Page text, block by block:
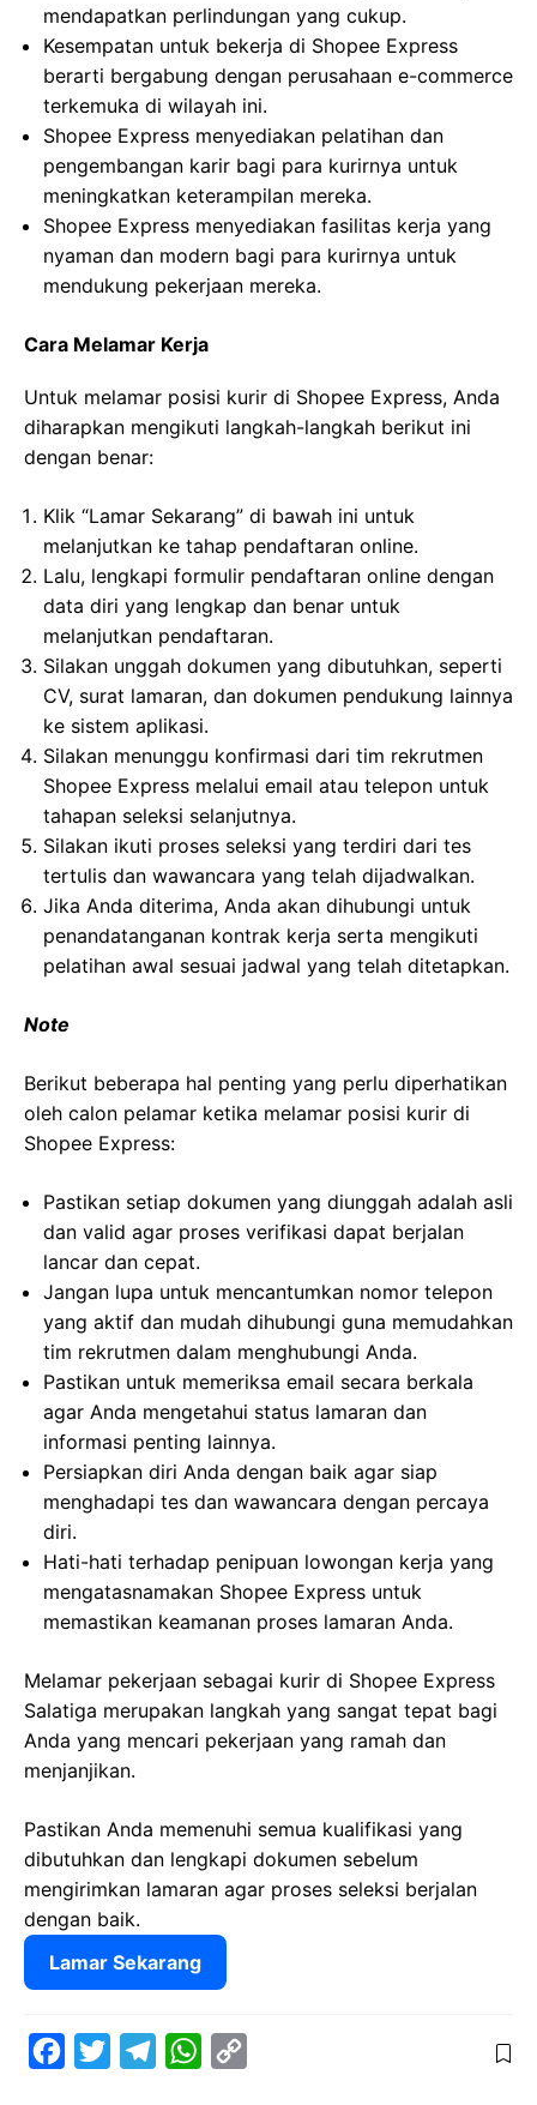
mendapatkan perlindungan yang cukup.
Kesempatan untuk bekerja di Shopee Express
berarti bergabung dengan perusahaan e-commerce
terkemuka di wilayah ini.
Shopee Express menyediakan pelatihan dan
pengembangan karir bagi para kurirnya untuk
meningkatkan keterampilan mereka.
Shopee Express menyediakan fasilitas kerja yang
nyaman dan modern bagi para kurirnya untuk
mendukung pekerjaan mereka.
Cara Melamar Kerja
Untuk melamar posisi kurir di Shopee Express, Anda
diharapkan mengikuti langkah-langkah berikut ini
dengan benar:
Klik “Lamar Sekarang” di bawah ini untuk
melanjutkan ke tahap pendaftaran online.
Lalu, lengkapi formulir pendaftaran online dengan
data diri yang lengkap dan benar untuk
melanjutkan pendaftaran.
Silakan unggah dokumen yang dibutuhkan, seperti
CV, surat lamaran, dan dokumen pendukung lainnya
ke sistem aplikasi.
Silakan menunggu konfirmasi dari tim rekrutmen
Shopee Express melalui email atau telepon untuk
tahapan seleksi selanjutnya.
Silakan ikuti proses seleksi yang terdiri dari tes
tertulis dan wawancara yang telah dijadwalkan.
Jika Anda diterima, Anda akan dihubungi untuk
penandatanganan kontrak kerja serta mengikuti
pelatihan awal sesuai jadwal yang telah ditetapkan.
Note
Berikut beberapa hal penting yang perlu diperhatikan
oleh calon pelamar ketika melamar posisi kurir di
Shopee Express:
Pastikan setiap dokumen yang diunggah adalah asli
dan valid agar proses verifikasi dapat berjalan
lancar dan cepat.
Jangan lupa untuk mencantumkan nomor telepon
yang aktif dan mudah dihubungi guna memudahkan
tim rekrutmen dalam menghubungi Anda.
Pastikan untuk memeriksa email secara berkala
agar Anda mengetahui status lamaran dan
informasi penting lainnya.
Persiapkan diri Anda dengan baik agar siap
menghadapi tes dan wawancara dengan percaya
diri.
Hati-hati terhadap penipuan lowongan kerja yang
mengatasnamakan Shopee Express untuk
memastikan keamanan proses lamaran Anda.
Melamar pekerjaan sebagai kurir di Shopee Express
Salatiga merupakan langkah yang sangat tepat bagi
Anda yang mencari pekerjaan yang ramah dan
menjanjikan.
Pastikan Anda memenuhi semua kualifikasi yang
dibutuhkan dan lengkapi dokumen sebelum
mengirimkan lamaran agar proses seleksi berjalan
dengan baik.
Lamar Sekarang
W